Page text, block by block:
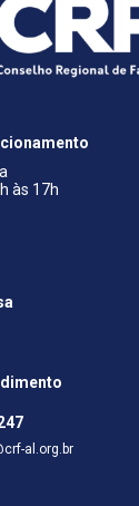
às 17h
al.org.br